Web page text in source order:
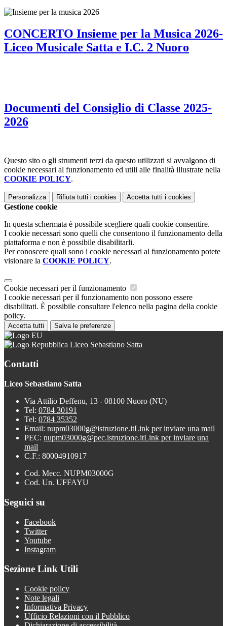
CONCERTO Insieme per la Musica 2026-
Liceo Musicale Satta e I.C. 2 Nuoro
Documenti del Consiglio di Classe 2025-
2026
Questo sito o gli strumenti terzi da questo utilizzati si avvalgono di
cookie necessari al funzionamento ed utili alle finalità illustrate nella
COOKIE POLICY.
Personalizza Rifiuta tutti i cookies Accetta tutti i cookies
Gestione cookie
In questa schermata è possibile scegliere quali cookie consentire.
I cookie necessari sono quelli che consentono il funzionamento della
piattaforma e non è possibile disabilitarli.
Per conoscere quali sono i cookie necessari al funzionamento potete
visionare la COOKIE POLICY.
Cookie necessari per il funzionamento
I cookie necessari per il funzionamento non possono essere
disabilitati. È possibile consultare l'elenco nella pagina della cookie
policy.
Accetta tutti Salva le preferenze
Liceo Sebastiano Satta
Contatti
Liceo Sebastiano Satta
Via Attilio Deffenu, 13 - 08100 Nuoro (NU)
Tel: 0784 30191
Tel: 0784 35352
Email: nupm03000g@istruzione.itLink per inviare una mail
PEC: nupm03000g@pec.istruzione.itLink per inviare una
mail
C.F.: 80004910917
Cod. Mecc. NUPM03000G
Cod. Un. UFFAYU
Seguici su
Facebook
Twitter
Youtube
Instagram
Sezione Link Utili
Cookie policy
Note legali
Informativa Privacy
Ufficio Relazioni con il Pubblico